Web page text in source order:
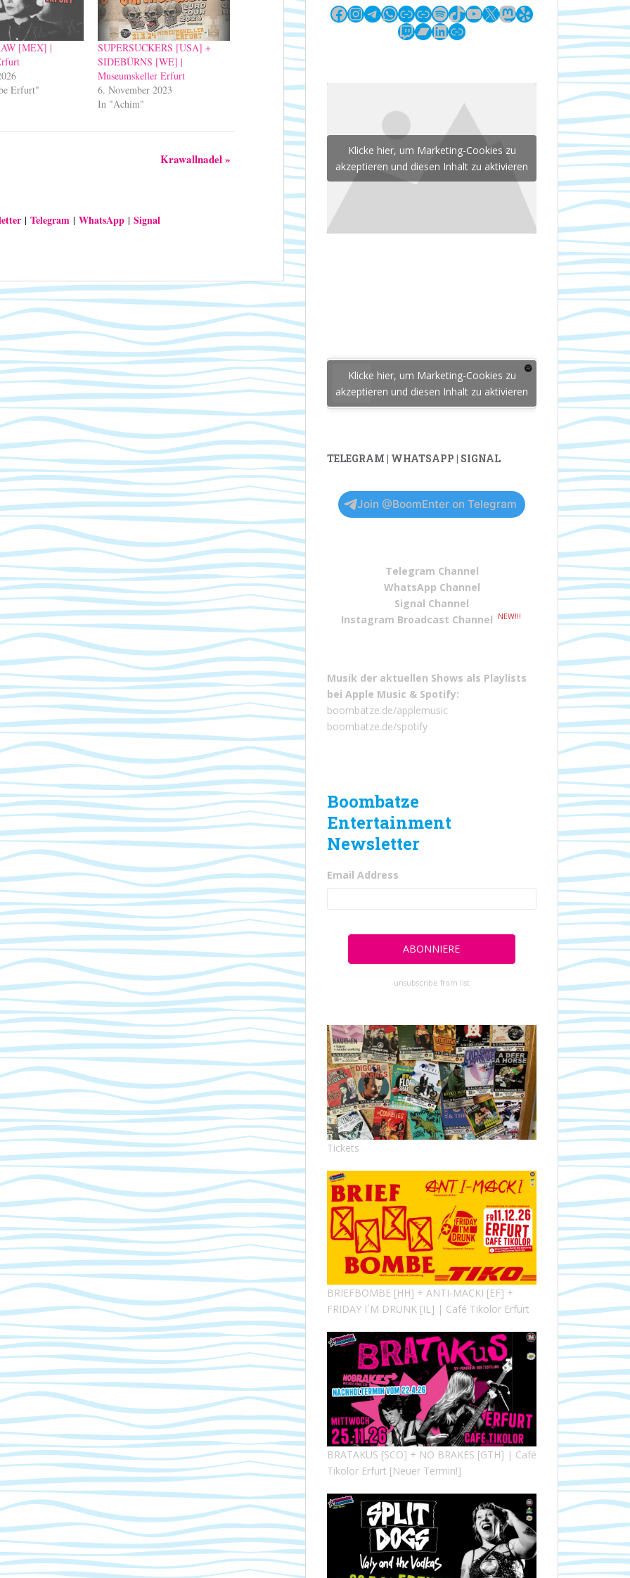
[MEX] |
Erfurt"
SUPERSUCKERS [USA] +
SIDEBÜRNS [WE] |
Museumskeller Erfurt
6. November 2023
In "Achim"
Krawallnadel»
| Telegram| WhatsApp| Signal
Facebook
Instagram
Telegram
WhatsApp
LinkLinkSpotify
TikTok
YouTube
X Mastodon
Yelp
Twitch
Bandcamp
LinkedIn
Link
Klicke hier, um Marketing-Cookies zu
akzeptieren und diesen Inhalt zu aktivieren
Klicke hier, um Marketing-Cookies zu
akzeptieren und diesen Inhalt zu aktivieren
TELEGRAM | WHATSAPP | SIGNAL
Join @BoomEnter on Telegram
Telegram Channel
WhatsApp Channel
Signal Channel
Instagram Broadcast Channel
NEW!!!
Musik der aktuellen Shows als Playlists
bei Apple Music & Spotify:
boombatze.de/applemusic
boombatze.de/spotify
Boombatze
Entertainment
Newsletter
Email Address
unsubscribe from list
Tickets
BRIEFBOMBE [HH] + ANTI-MACKI [EF] +
FRIDAY I´M DRUNK [IL] | Café Tikolor Erfurt
BRATAKUS [SCO] + NO BRAKES [GTH] | Café
Tikolor Erfurt [Neuer Termin!]